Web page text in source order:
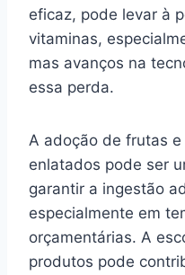
eficaz, pode levar à
vitaminas,
mas avanços na
essa perda.
A adoção de frutas
enlatados pode ser
garantir a ingestão
especialmente em
orçamentárias. A
produtos pode